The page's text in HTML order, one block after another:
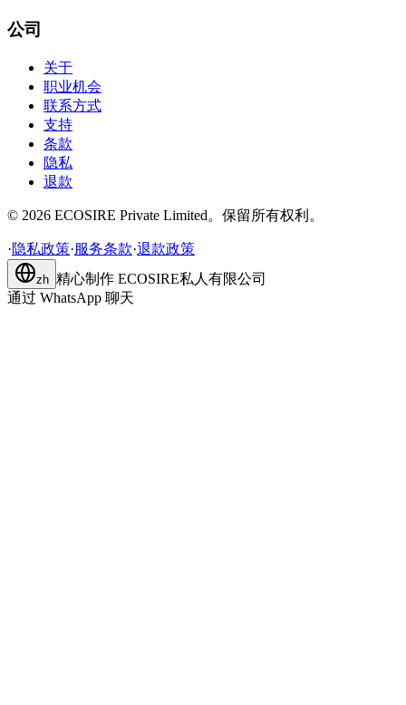
公司
关于
职业机会
联系方式
支持
条款
隐私
退款
© 2026 ECOSIRE Private Limited。保留所有权利。
·隐私政策·服务条款·退款政策
zh 精心制作 ECOSIRE私人有限公司
通过 WhatsApp 聊天